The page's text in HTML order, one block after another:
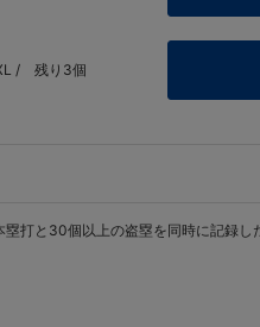
/ 残り3個
塁打と30個以上の盗塁を同時に記録